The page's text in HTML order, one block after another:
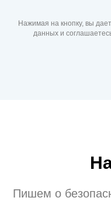
Нажимая на кнопку, вы
данных и
Пишем о